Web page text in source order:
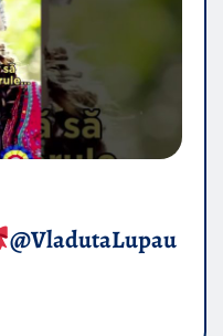
​@VladutaLupau